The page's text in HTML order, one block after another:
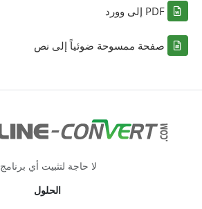
PDF إلى وورد
صفحة ممسوحة ضوئياً إلى نص
لا حاجة لتثبيت أي برنامج.
الحلول